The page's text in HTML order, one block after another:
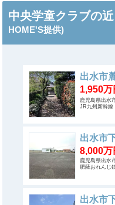
中央学童クラブの
HOME'S提供)
出水市
1,950万
鹿児島県出水
JR九州新幹線
出水市
8,000万
鹿児島県出水
肥薩おれんじ
出水市